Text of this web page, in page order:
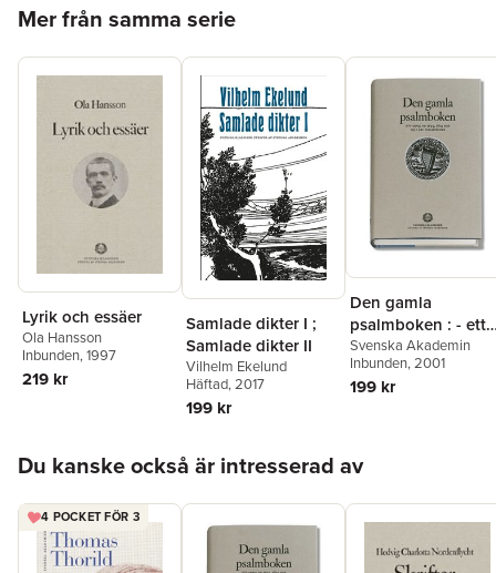
Mer från samma serie
Lyrik och essäer
Ola Hansson
Inbunden, 1997
219 kr
Samlade dikter I ;
Samlade dikter II
Vilhelm Ekelund
Häftad, 2017
199 kr
Den gamla
psalmboken : - ett
urval ur 1695, 1819
och 1937 års
psalmböcker
Svenska Akademin
Inbunden, 2001
199 kr
Du kanske också är intresserad av
4 POCKET FÖR 3